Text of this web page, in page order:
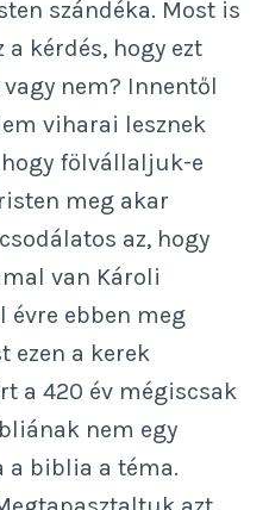
szándéka. Most is
a kérdés, hogy ezt
nem? Innentől
viharai lesznek
hogy fölvállaljuk-e
meg akar
az, hogy
van Károli
évre ebben meg
ezen a kerek
a 420 év mégiscsak
nem egy
a biblia a téma.